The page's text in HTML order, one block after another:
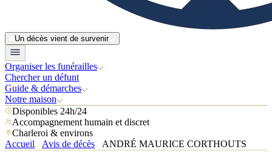
Un décès vient de survenir
Organiser les funérailles
Chercher un défunt
Guide & démarches
Notre maison
Disponibles 24h/24
Accompagnement humain et discret
Charleroi & environs
Accueil
Avis de décès ANDRÉ MAURICE CORTHOUTS